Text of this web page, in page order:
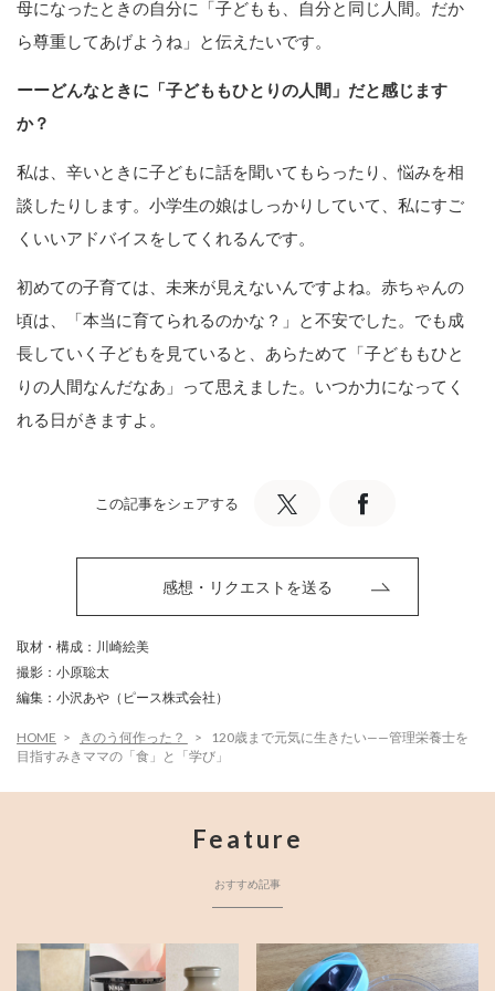
母になったときの自分に「子どもも、自分と同じ人間。だか
ら尊重してあげようね」と伝えたいです。
ーーどんなときに「子どももひとりの人間」だと感じます
か？
私は、辛いときに子どもに話を聞いてもらったり、悩みを相
談したりします。小学生の娘はしっかりしていて、私にすご
くいいアドバイスをしてくれるんです。
初めての子育ては、未来が見えないんですよね。赤ちゃんの
頃は、「本当に育てられるのかな？」と不安でした。でも成
長していく子どもを見ていると、あらためて「子どももひと
りの人間なんだなあ」って思えました。いつか力になってく
れる日がきますよ。
この記事をシェアする
感想・リクエストを送る
取材・構成：川崎絵美
撮影：小原聡太
編集：小沢あや（ピース株式会社）
HOME きのう何作った？
120歳まで元気に生きたい——管理栄養士を
目指すみきママの「食」と「学び」
Feature
おすすめ記事